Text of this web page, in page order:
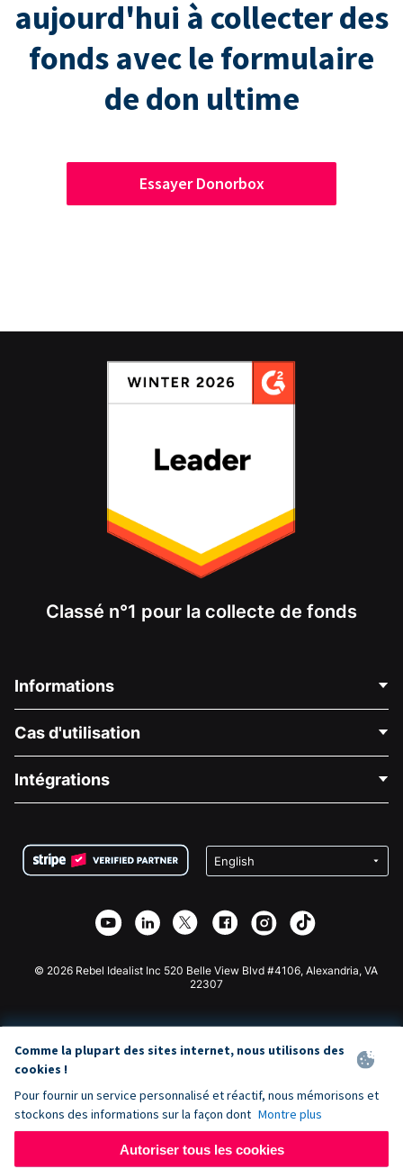
aujourd'hui à collecter des
fonds avec le formulaire
de don ultime
Essayer Donorbox
Classé n°1 pour la collecte de fonds
Informations
À propos de nous
Carrières
Confidentialité
Partenariat d'affiliation
Bibliothèque
Cas d'utilisation
Collecte de fonds médicale
Collecte de fonds caritative
Intégrations
Plugin de don Wix
Application de don Webflow
Don Joomla
© 2026 Rebel Idealist Inc 520 Belle View Blvd #4106, Alexandria, VA
22307
Comme la plupart des sites internet, nous utilisons des
cookies !
Pour fournir un service personnalisé et réactif, nous mémorisons et
stockons des informations sur la façon dont Montre plus
Autoriser tous les cookies